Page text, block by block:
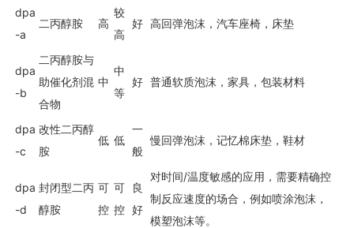
dpa
-a
二丙醇胺 高
较
高
好 高回弹泡沫，汽车座椅，床垫
dpa
-b
二丙醇胺与
助催化剂混
合物
中
中
等
好 普通软质泡沫，家具，包装材料
dpa
-c
改性二丙醇
胺
低 低
一
般
慢回弹泡沫，记忆棉床垫，鞋材
dpa
-d
封闭型二丙
醇胺
可
控
可
控
良
好
对时间/温度敏感的应用，需要精确控
制反应速度的场合，例如喷涂泡沫，
模塑泡沫等。